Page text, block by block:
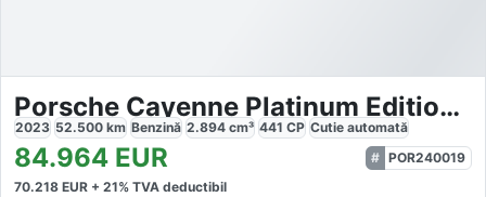
Porsche Cayenne Platinum Edition Clubleder
2023 52.500 km Benzină 2.894 cm³ 441 CP Cutie automată
84.964 EUR
POR240019
70.218 EUR + 21% TVA deductibil